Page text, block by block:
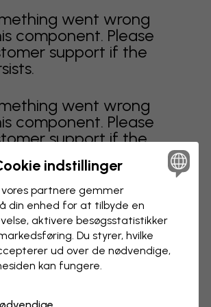
went wrong
component. Please
support if the
went wrong
component. Please
support if the
side 1 af 22 sider
kategorier
indstillinger
partnere gemmer
din enhed for at tilbyde en
aktivere besøgs­statistikker
Du styrer, hvilke
ud over de nødvendige,
kan fungere.